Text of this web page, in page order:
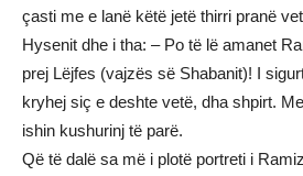
çasti me e lanë këtë jetë thirri pranë
Hysenit dhe i tha: – Po të lë amanet
prej Lëjfes (vajzës së Shabanit)! I
kryhej siç e deshte vetë, dha shpirt.
ishin kushurinj të parë.
Që të dalë sa më i plotë portreti i